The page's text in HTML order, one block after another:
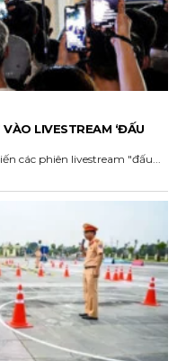
LIVESTREAM ‘ĐẤU
các phiên livestream "đấu...